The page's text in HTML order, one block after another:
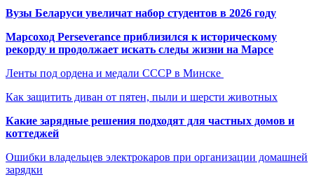
Вузы Беларуси увеличат набор студентов в 2026 году
Марсоход Perseverance приблизился к историческому
рекорду и продолжает искать следы жизни на Марсе
Ленты под ордена и медали СССР в Минске
Как защитить диван от пятен, пыли и шерсти животных
Какие зарядные решения подходят для частных домов и
коттеджей
Ошибки владельцев электрокаров при организации домашней
зарядки